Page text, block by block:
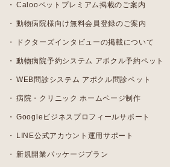
Calooペットプレミアム掲載のご案内
動物病院様向け無料会員登録のご案内
ドクターズインタビューの掲載について
動物病院予約システム アポクル予約ペット
WEB問診システム アポクル問診ペット
病院・クリニック ホームページ制作
Googleビジネスプロフィールサポート
LINE公式アカウント運用サポート
新規開業パッケージプラン